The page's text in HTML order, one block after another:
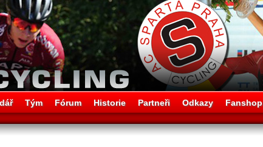
Tým Fórum Historie Partneři Odkazy Fanshop